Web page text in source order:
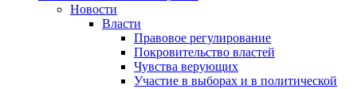
Новости
Власти
Правовое регулирование
Покровительство властей
Чувства верующих
Участие в выборах и в политической